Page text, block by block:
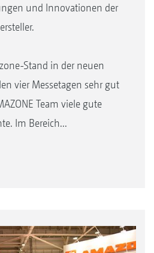
und Innovationen der
Stand in der neuen
vier Messetagen sehr gut
Team viele gute
Im Bereich...